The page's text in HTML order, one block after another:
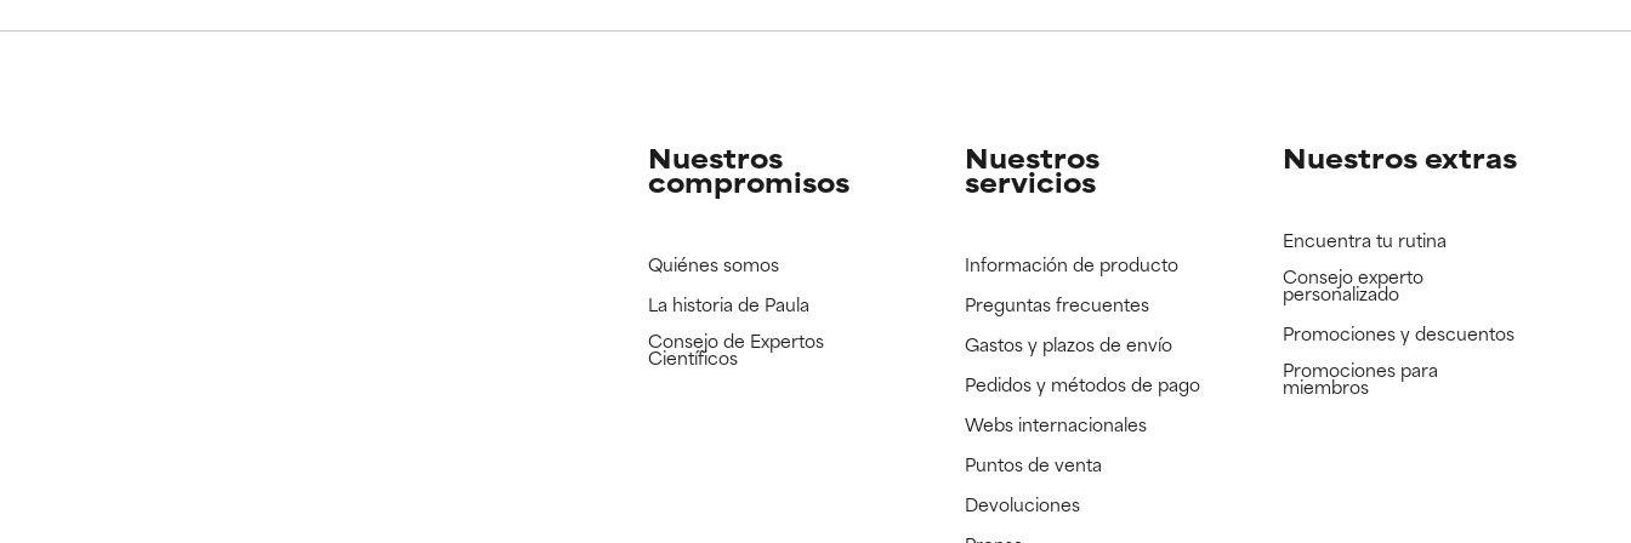
Ingrediente registrado, pero con la información científica disponible pendiente de revisar.
Ingrediente registrado, pero con la información científica disponible pendiente de revisar.
Nuestros
compromisos
Quiénes somos
La historia de Paula
Consejo de Expertos
Científicos
Nuestros
servicios
Información de producto
Preguntas frecuentes
Gastos y plazos de envío
Pedidos y métodos de pago
Webs internacionales
Puntos de venta
Devoluciones
Nuestros extras
Encuentra tu rutina
Consejo experto
personalizado
Promociones y descuentos​
Promociones para
miembros